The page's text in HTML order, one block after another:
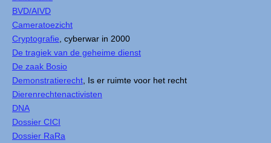
BVD/AIVD
Cameratoezicht
Cryptografie , cyberwar in 2000
De tragiek van de geheime dienst
De zaak Bosio
Demonstratierecht , Is er ruimte voor het recht
Dierenrechtenactivisten
DNA
Dossier CICI
Dossier RaRa